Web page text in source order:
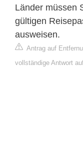
Länder müssen
gültigen
ausweisen.
Antrag auf
vollständige Antwort